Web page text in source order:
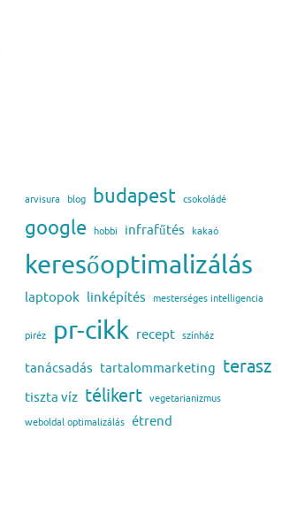
arvisura blog budapest csokoládé
google hobbi infrafűtés kakaó
keresőoptimalizálás
laptopok linképítés mesterséges intelligencia
piréz pr-cikk recept színház
tanácsadás tartalommarketing terasz
tiszta víz télikert vegetarianizmus
weboldal optimalizálás étrend